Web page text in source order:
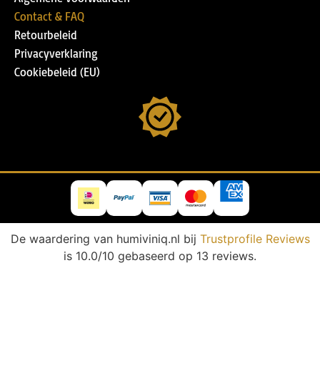
Contact & FAQ
Retourbeleid
Privacyverklaring
Cookiebeleid (EU)
De waardering van humiviniq.nl bij Trustprofile Reviews
is 10.0/10 gebaseerd op 13 reviews.